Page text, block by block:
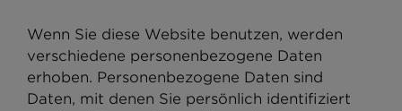
Wenn Sie diese Website benutzen, werden
verschiedene personenbezogene Daten
erhoben. Personenbezogene Daten sind
Daten, mit denen Sie persönlich identifiziert